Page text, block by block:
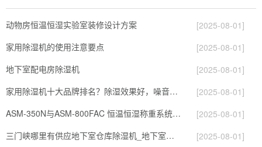
动物房恒温恒湿实验室装修设计方案
[2025-08-01]
家用除湿机的使用注意要点
[2025-08-01]
地下室配电房除湿机
[2025-08-01]
家用除湿机十大品牌排名？除湿效果好，噪音小的推荐？
[2025-08-01]
ASM-350N与ASM-800FAC 恒温恒湿称重系统的区别（1）
[2025-08-01]
三门峡哪里有供应地下室仓库除湿机_地下室配电房的除湿机
[2025-08-01]